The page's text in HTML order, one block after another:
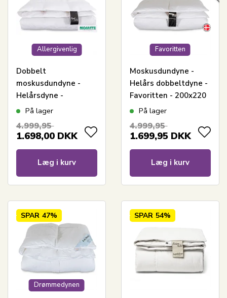
Allergivenlig
Dobbelt
moskusdundyne -
Helårsdyne -
Europæiske
cm - Dansk
dobbeltdundyne
På lager
4.999,95
1.698,00 DKK
Læg i kurv
Favoritten
Moskusdundyne -
Helårs dobbeltdyne -
Favoritten - 200x220
cm - Bedste dundyne
På lager
4.999,95
1.699,95 DKK
Læg i kurv
Drømmedynen
SPAR 47% SPAR 54%